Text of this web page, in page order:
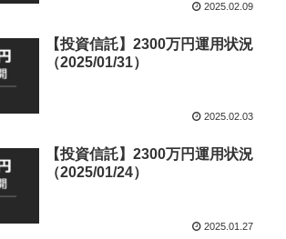
2025.02.09
【投資信託】2300万円運用状況
（2025/01/31）
2025.02.03
【投資信託】2300万円運用状況
（2025/01/24）
2025.01.27